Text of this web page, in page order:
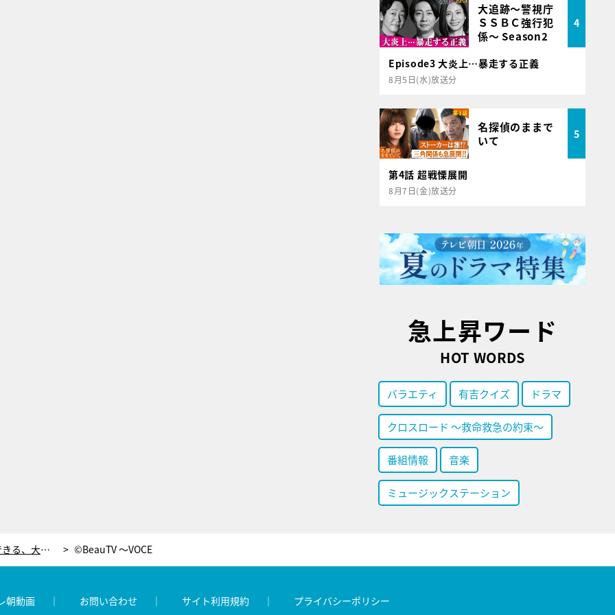
大追跡～警視庁
ＳＳＢＣ強行犯
係～ Season2
4
Episode3 大炎上…暴走する正義
8月5日(水)放送分
名探偵のままで
いて
5
第4話 超戦慄展開
8月7日(金)放送分
急上昇ワード
HOT WORDS
バラエティ 有吉クイズ ドラマ
クロスロード ～救命救急の約束～
番組情報 音楽
ミュージックステーション
コツは“部分巻き”！忙しい朝でもできる、大人かわいい「簡単ボブアレンジ術」 ©BeauTV ～VOCE
朝動画 お問い合わせ サイト利用規約 プライバシーポリシー